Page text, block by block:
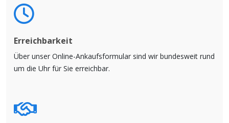
Erreichbarkeit
Über unser Online-Ankaufsformular sind wir bundesweit rund
um die Uhr für Sie erreichbar.